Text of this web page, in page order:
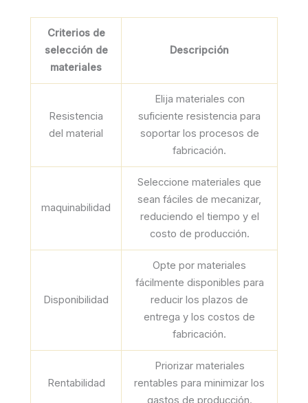
Criterios de
selección de
materiales
Descripción
Resistencia
del material
Elija materiales con
suficiente resistencia para
soportar los procesos de
fabricación.
maquinabilidad
Seleccione materiales que
sean fáciles de mecanizar,
reduciendo el tiempo y el
costo de producción.
Disponibilidad
Opte por materiales
fácilmente disponibles para
reducir los plazos de
entrega y los costos de
fabricación.
Rentabilidad
Priorizar materiales
rentables para minimizar los
gastos de producción.